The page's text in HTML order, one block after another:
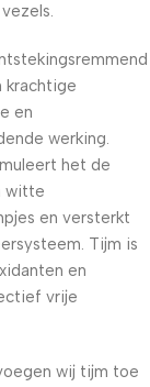
krachtige
en
werking.
het de
witte
en versterkt
Tijm is
en
vrije
wij tijm toe